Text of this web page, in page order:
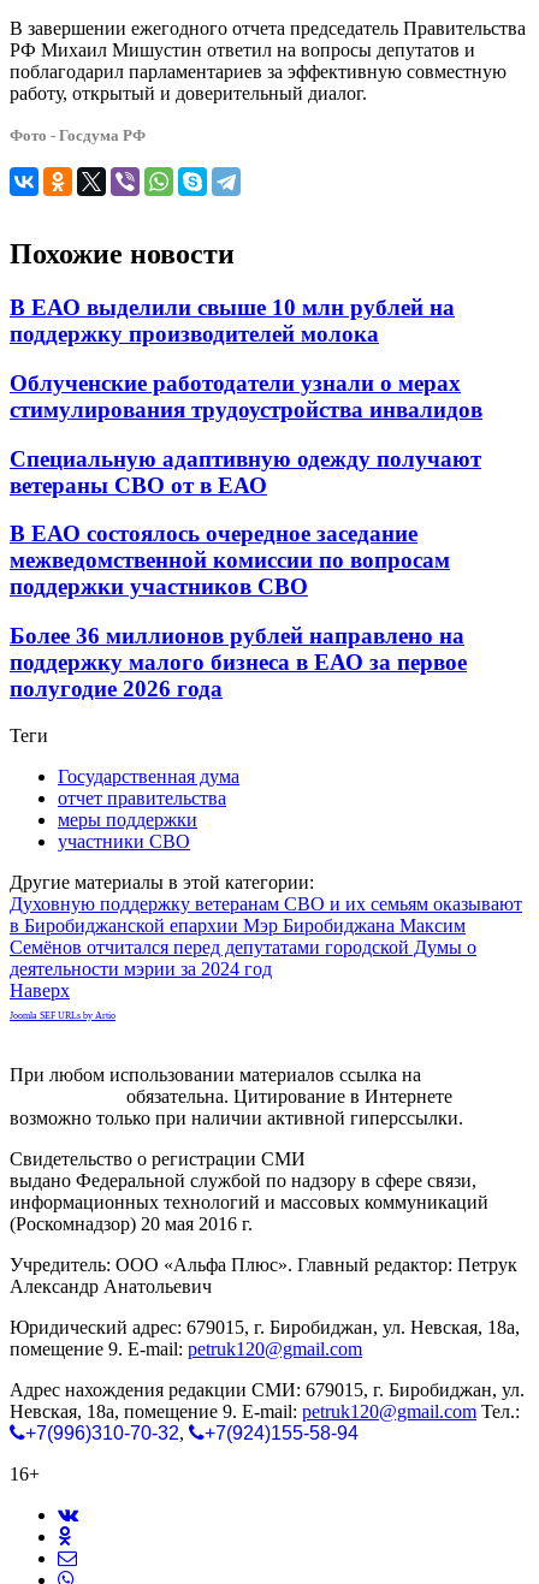
В завершении ежегодного отчета председатель Правительства
РФ Михаил Мишустин ответил на вопросы депутатов и
поблагодарил парламентариев за эффективную совместную
работу, открытый и доверительный диалог.
Фото - Госдума РФ
Похожие новости
В ЕАО выделили свыше 10 млн рублей на
поддержку производителей молока
Облученские работодатели узнали о мерах
стимулирования трудоустройства инвалидов
Специальную адаптивную одежду получают
ветераны СВО от в ЕАО
В ЕАО состоялось очередное заседание
межведомственной комиссии по вопросам
поддержки участников СВО
Более 36 миллионов рублей направлено на
поддержку малого бизнеса в ЕАО за первое
полугодие 2026 года
Теги
Государственная дума
отчет правительства
меры поддержки
участники СВО
Другие материалы в этой категории:
Духовную поддержку ветеранам СВО и их семьям оказывают
в Биробиджанской епархии Мэр Биробиджана Максим
Семёнов отчитался перед депутатами городской Думы о
деятельности мэрии за 2024 год
Наверх
Joomla SEF URLs by Artio
При любом использовании материалов ссылка на
обязательна. Цитирование в Интернете
возможно только при наличии активной гиперссылки.
Свидетельство о регистрации СМИ
выдано Федеральной службой по надзору в сфере связи,
информационных технологий и массовых коммуникаций
(Роскомнадзор) 20 мая 2016 г.
Учредитель: ООО «Альфа Плюс». Главный редактор: Петрук
Александр Анатольевич
Юридический адрес: 679015, г. Биробиджан, ул. Невская, 18а,
помещение 9. E-mail: petruk120@gmail.com
Адрес нахождения редакции СМИ: 679015, г. Биробиджан, ул.
Невская, 18а, помещение 9. E-mail: petruk120@gmail.com Тел.:
+7(996)310-70-32,
+7(924)155-58-94
16+